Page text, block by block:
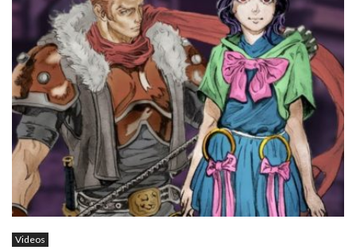
Videos